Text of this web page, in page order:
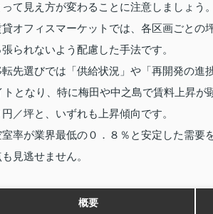
て見え方が変わることに注意しましょ
オフィスマーケットでは、各区画ごと
られないよう配慮した手法です。
先選びでは「供給状況」や「再開発の
となり、特に梅田や中之島で賃料上昇
／坪と、いずれも上昇傾向です。
率が業界最低の０．８％と安定した需
見逃せません。
概要